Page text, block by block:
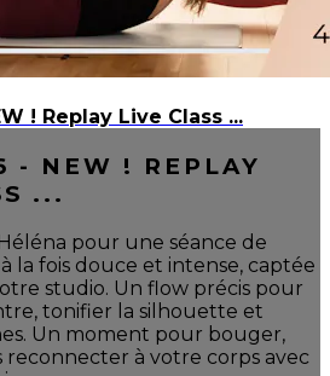
! Replay Live Class ...
- NEW ! REPLAY
...
pour une séance de
la fois douce et intense, captée
studio. Un flow précis pour
tonifier la silhouette et
Un moment pour bouger,
reconnecter à votre corps avec